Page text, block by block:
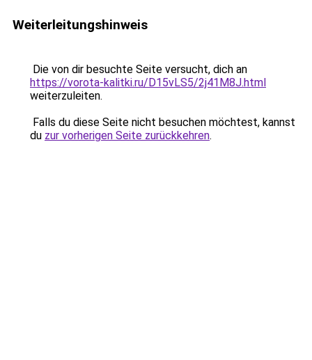
Weiterleitungshinweis
Die von dir besuchte Seite versucht, dich an
https://vorota-kalitki.ru/D15vLS5/2j41M8J.html
weiterzuleiten.
Falls du diese Seite nicht besuchen möchtest, kannst
du zur vorherigen Seite zurückkehren.